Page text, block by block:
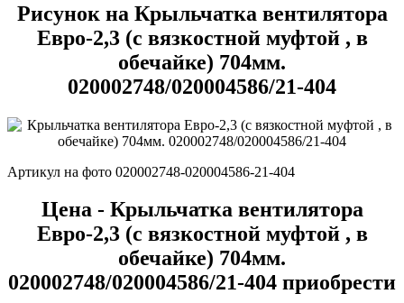
Рисунок на Крыльчатка вентилятора
Евро-2,3 (с вязкостной муфтой , в
обечайке) 704мм.
020002748/020004586/21-404
Артикул на фото 020002748-020004586-21-404
Цена - Крыльчатка вентилятора
Евро-2,3 (с вязкостной муфтой , в
обечайке) 704мм.
020002748/020004586/21-404 приобрести